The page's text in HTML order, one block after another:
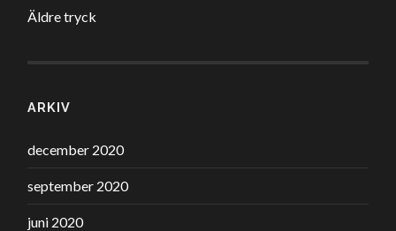
Äldre tryck
ARKIV
december 2020
september 2020
juni 2020